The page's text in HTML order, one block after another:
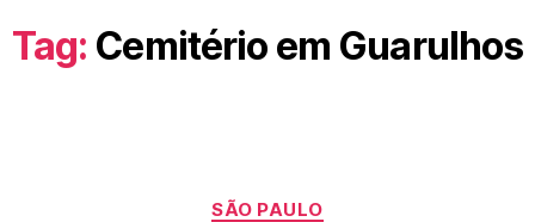
Tag: Cemitério em Guarulhos
SÃO PAULO